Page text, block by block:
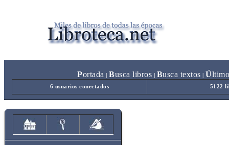
Portada Busca libros Busca textos Ú
6 usuarios conectados 5122